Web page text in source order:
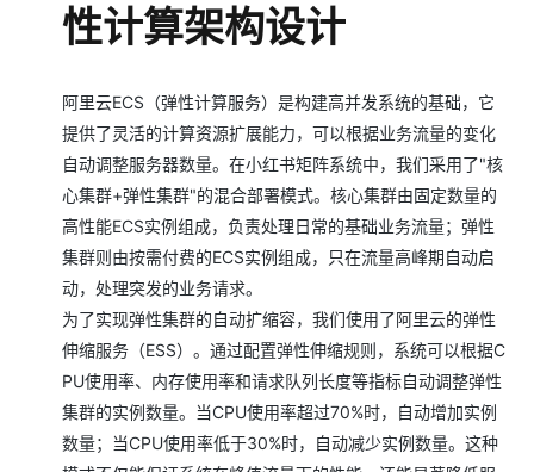
性计算架构设计
阿里云ECS（弹性计算服务）是构建高并发系统的基础，它
提供了灵活的计算资源扩展能力，可以根据业务流量的变化
自动调整服务器数量。在小红书矩阵系统中，我们采用了"核
心集群+弹性集群"的混合部署模式。核心集群由固定数量的
高性能ECS实例组成，负责处理日常的基础业务流量；弹性
集群则由按需付费的ECS实例组成，只在流量高峰期自动启
动，处理突发的业务请求。
为了实现弹性集群的自动扩缩容，我们使用了阿里云的弹性
伸缩服务（ESS）。通过配置弹性伸缩规则，系统可以根据C
PU使用率、内存使用率和请求队列长度等指标自动调整弹性
集群的实例数量。当CPU使用率超过70%时，自动增加实例
数量；当CPU使用率低于30%时，自动减少实例数量。这种